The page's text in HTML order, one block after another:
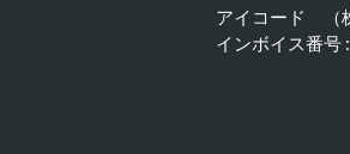
アイコード （
インボイス番